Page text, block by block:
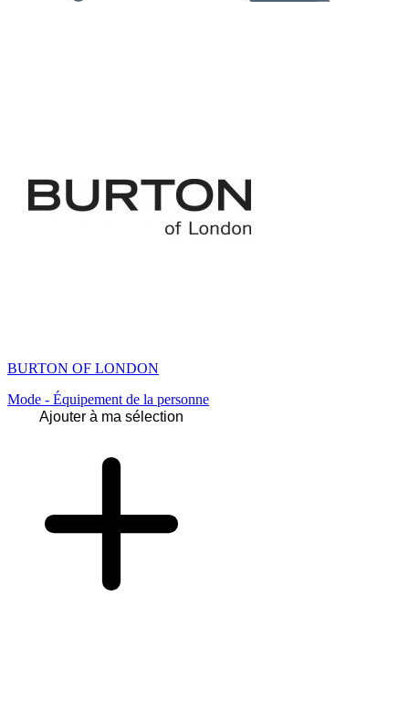
BURTON OF LONDON
Mode - Équipement de la personne
Ajouter à ma sélection